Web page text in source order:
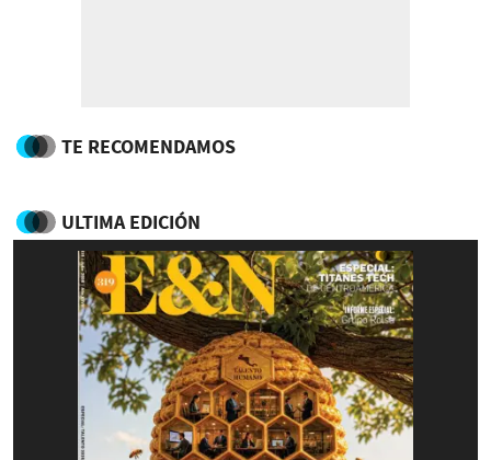
TE RECOMENDAMOS
ULTIMA EDICIÓN